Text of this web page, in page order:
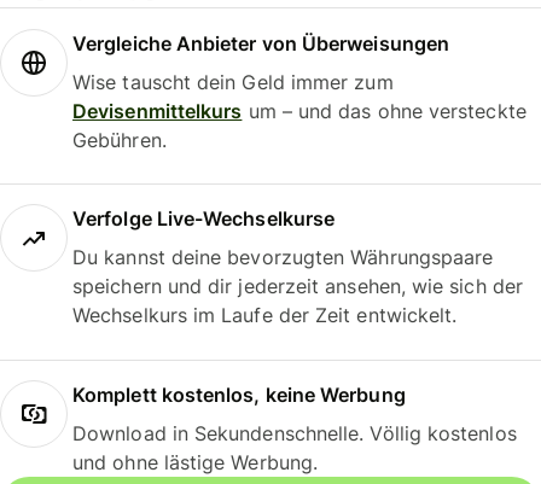
Vergleiche Anbieter von Überweisungen
Wise tauscht dein Geld immer zum
Devisenmittelkurs um – und das ohne versteckte
Gebühren.
Verfolge Live-Wechselkurse
Du kannst deine bevorzugten Währungspaare
speichern und dir jederzeit ansehen, wie sich der
Wechselkurs im Laufe der Zeit entwickelt.
Komplett kostenlos, keine Werbung
Download in Sekundenschnelle. Völlig kostenlos
und ohne lästige Werbung.